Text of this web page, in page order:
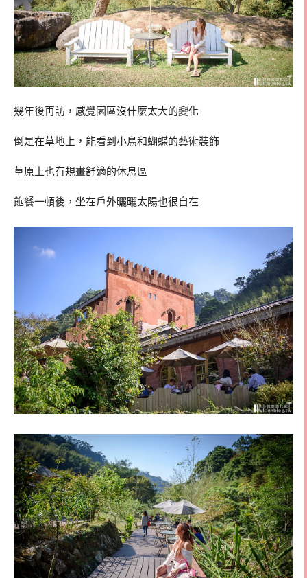
幾年後再訪，感覺園區沒什麼太大的變化
倒是在草地上，能看到小鳥和蝴蝶的藝術裝飾
草原上也有規畫舒適的休息區
飽餐一頓後，坐在戶外曬曬太陽也很自在